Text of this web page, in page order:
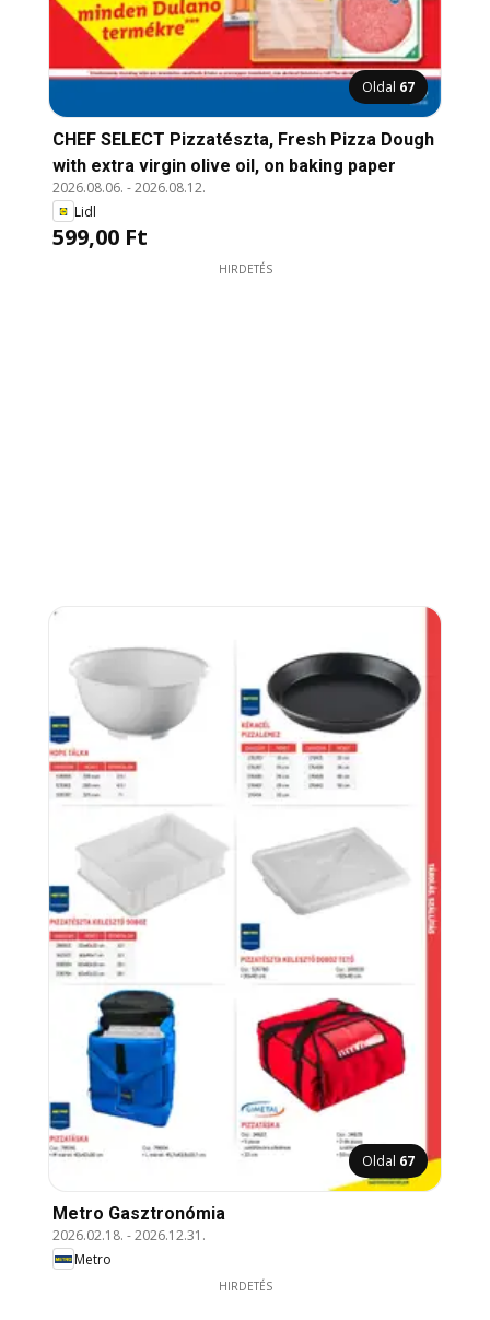
Oldal 67
CHEF SELECT Pizzatészta, Fresh Pizza Dough
with extra virgin olive oil, on baking paper
2026.08.06. -2026.08.12.
Lidl
599,00 Ft
HIRDETÉS
Oldal 67
Metro Gasztronómia
2026.02.18. -2026.12.31.
Metro
HIRDETÉS